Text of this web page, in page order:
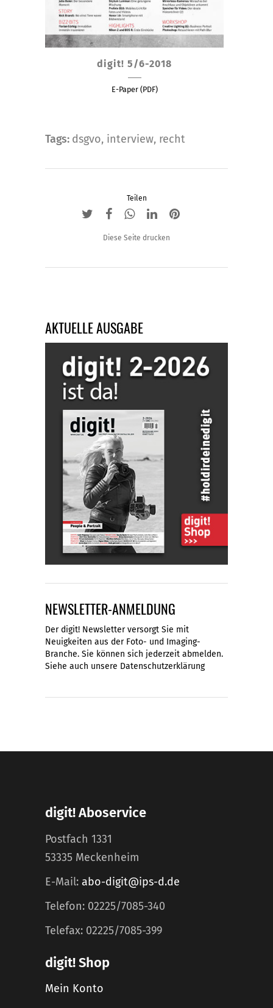
digit! 5/6-2018
E-Paper (PDF)
Tags: dsgvo, interview, recht
Teilen
Diese Seite drucken
AKTUELLE AUSGABE
NEWSLETTER-ANMELDUNG
Der digit! Newsletter versorgt Sie mit
Neuigkeiten aus der Foto- und Imaging-
Branche. Sie können sich jederzeit abmelden.
Siehe auch unsere Datenschutzerklärung
digit! Aboservice
Postfach 1331
53335 Meckenheim
E-Mail: abo-digit@ips-d.de
Telefon: 02225/7085-340
Telefax: 02225/7085-399
digit! Shop
Mein Konto